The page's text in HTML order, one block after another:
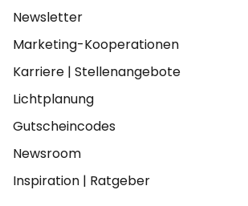
Newsletter
Marketing-Kooperationen
Karriere | Stellenangebote
Lichtplanung
Gutscheincodes
Newsroom
Inspiration | Ratgeber